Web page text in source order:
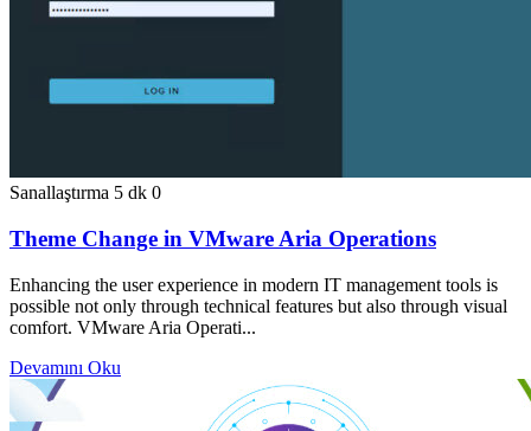
Sanallaştırma 5 dk 0
Theme Change in VMware Aria Operations
Enhancing the user experience in modern IT management tools is
possible not only through technical features but also through visual
comfort. VMware Aria Operati...
Devamını Oku